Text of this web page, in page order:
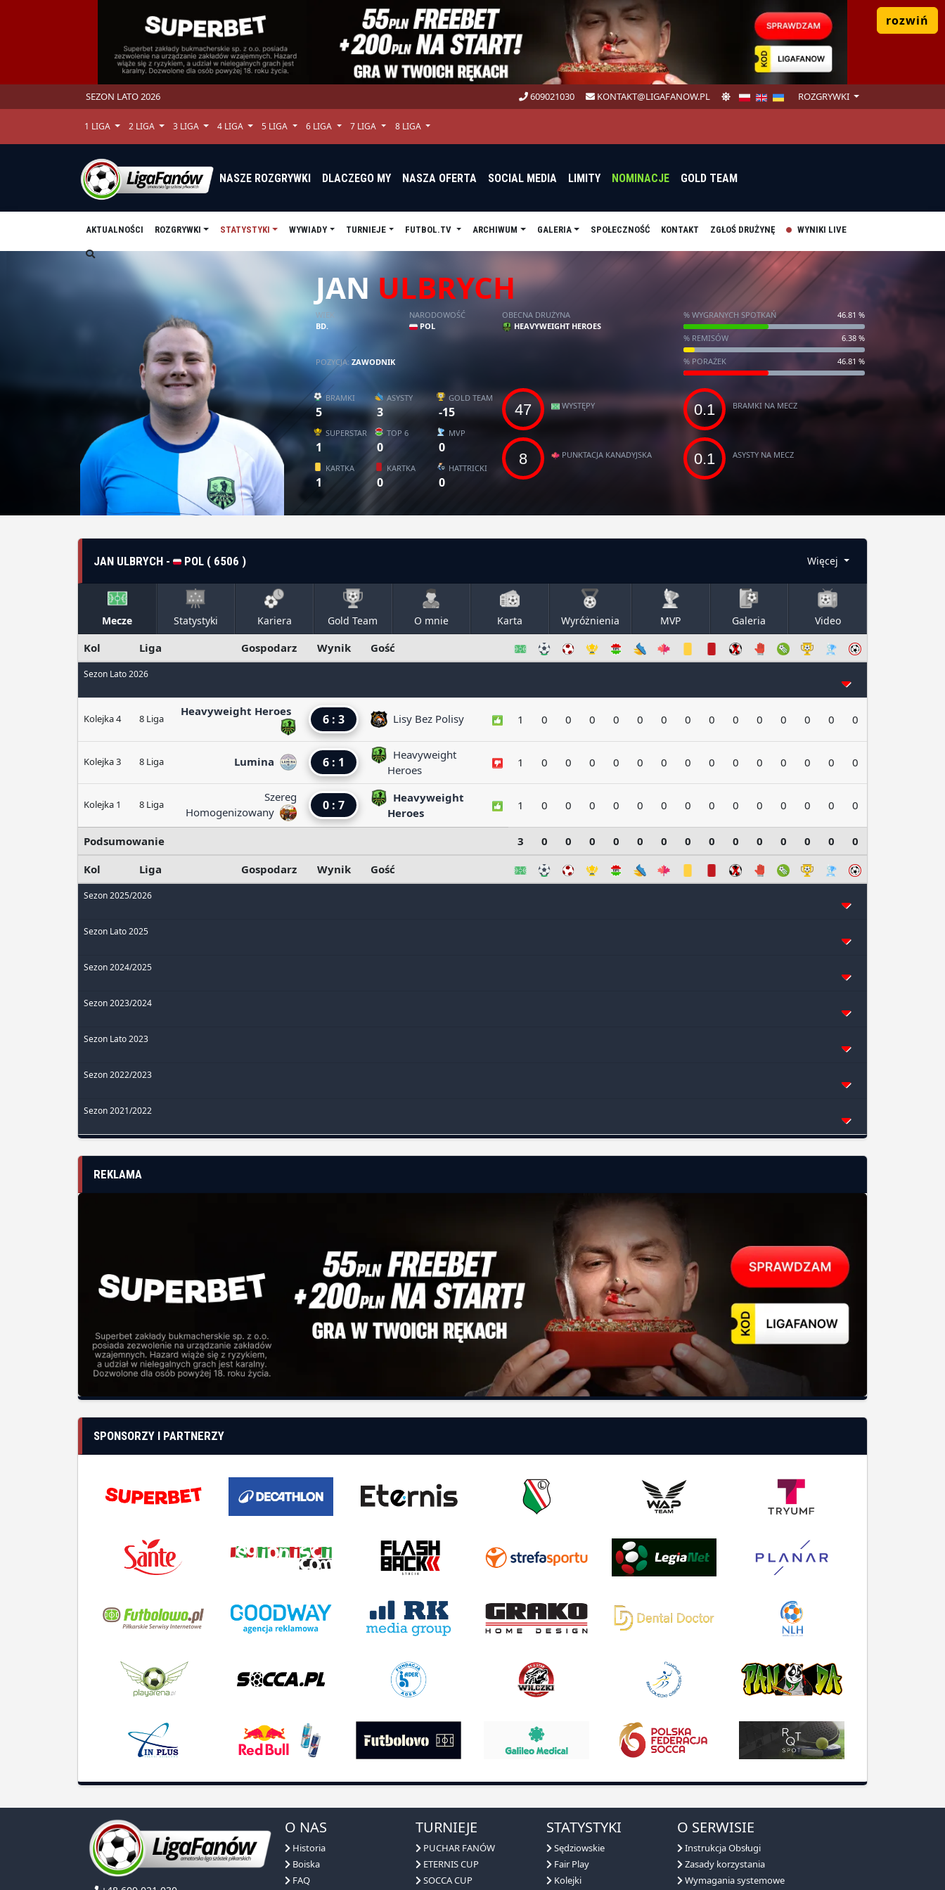
rozwiń
SEZON LATO 2026 609021030 KONTAKT@LIGAFANOW.PL ROZGRYWKI
1 LIGA 2 LIGA 3 LIGA 4 LIGA 5 LIGA 6 LIGA 7 LIGA 8 LIGA
NASZE ROZGRYWKI DLACZEGO MY NASZA OFERTA SOCIAL MEDIA LIMITY NOMINACJE GOLD TEAM
AKTUALNOŚCI ROZGRYWKI STATYSTYKI WYWIADY TURNIEJE FUTBOL.TV ARCHIWUM GALERIA SPOŁECZNOŚĆ KONTAKT ZGŁOŚ DRUŻYNĘ WYNIKI LIVE
JANULBRYCH
WIEK
BD.
NARODOWOŚĆ
POL
POZYCJA: ZAWODNIK
BRAMKI
5
ASYSTY
3
GOLD TEAM
-15
SUPERSTAR
1
TOP 6
0
MVP
0
KARTKA
1
KARTKA
0
HATTRICKI
0
OBECNA DRUŻYNA
HEAVYWEIGHT HEROES
47 WYSTĘPY
8 PUNKTACJA KANADYJSKA
% WYGRANYCH SPOTKAŃ 46.81 %
% REMISÓW 6.38 %
% PORAŻEK 46.81 %
0.1 BRAMKI NA MECZ
0.1 ASYSTY NA MECZ
JAN ULBRYCH - POL ( 6506 ) Więcej
Mecze Statystyki Kariera Gold Team O mnie Karta Wyróżnienia MVP Galeria Video
Kol Liga Gospodarz Wynik Gość
Sezon Lato 2026
Kolejka 4 8 Liga
Heavyweight Heroes
6 : 3 Lisy Bez Polisy 1 0 0 0 0 0 0 0 0 0 0 0 0 0 0
Kolejka 3 8 Liga Lumina 6 : 1
Heavyweight
Heroes
1 0 0 0 0 0 0 0 0 0 0 0 0 0 0
Kolejka 1 8 Liga
Szereg
Homogenizowany
0 : 7
Heavyweight
Heroes
1 0 0 0 0 0 0 0 0 0 0 0 0 0 0
Podsumowanie 3 0 0 0 0 0 0 0 0 0 0 0 0 0
0
Kol
Liga Gospodarz Wynik Gość
Sezon 2025/2026
Sezon Lato 2025
Sezon 2024/2025
Sezon 2023/2024
Sezon Lato 2023
Sezon 2022/2023
Sezon 2021/2022
REKLAMA
SPONSORZY I PARTNERZY
O NAS
Historia
Boiska
FAQ
TURNIEJE
PUCHAR FANÓW
ETERNIS CUP
SOCCA CUP
STATYSTYKI
Sędziowskie
Fair Play
Kolejki
O SERWISIE
Instrukcja Obsługi
Zasady korzystania
Wymagania systemowe